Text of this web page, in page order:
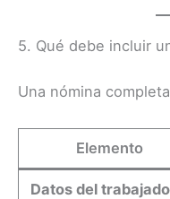
5. Qué debe incluir
Una nómina
Elemento
Datos del